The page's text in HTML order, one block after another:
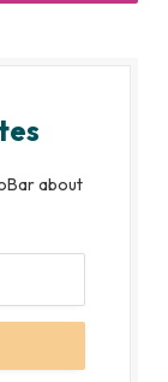
about